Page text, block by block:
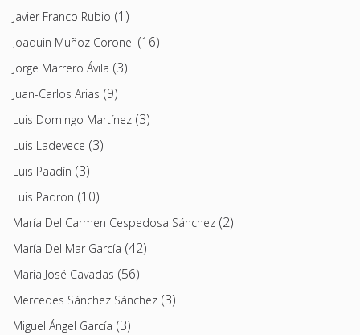
Javier Franco Rubio (1)
Joaquin Muñoz Coronel (16)
Jorge Marrero Ávila (3)
Juan-Carlos Arias (9)
Luis Domingo Martínez (3)
Luis Ladevece (3)
Luis Paadín (3)
Luis Padron (10)
María Del Carmen Cespedosa Sánchez (2)
María Del Mar García (42)
Maria José Cavadas (56)
Mercedes Sánchez Sánchez (3)
Miguel Ángel García (3)